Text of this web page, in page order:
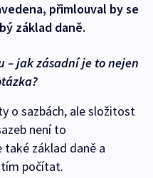
přimlouval by se
základ daně.
– jak zásadní je to nejen
o sazbách, ale složitost
není to
základ daně a
tím počítat.